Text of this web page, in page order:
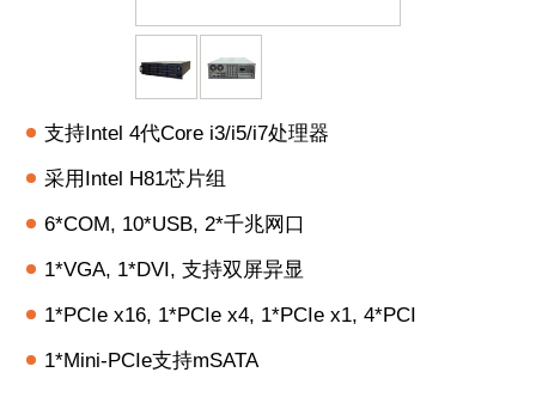
支持Intel 4代Core i3/i5/i7处理器
采用Intel H81芯片组
6*COM, 10*USB, 2*千兆网口
1*VGA, 1*DVI, 支持双屏异显
1*PCIe x16, 1*PCIe x4, 1*PCIe x1, 4*PCI
1*Mini-PCIe支持mSATA